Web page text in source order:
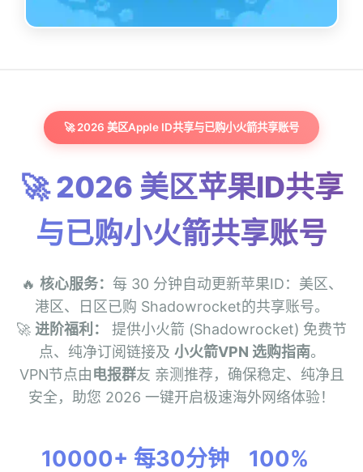
🚀 2026 美区Apple ID共享与已购小火箭共享账号
🚀 2026 美区苹果ID共享
与已购小火箭共享账号
🔥 核心服务： 每 30 分钟自动更新苹果ID：美区、
港区、日区已购 Shadowrocket的共享账号。
🚀 进阶福利：
提供小火箭 (Shadowrocket) 免费节
点、纯净订阅链接及 小火箭VPN 选购指南。
VPN节点由电报群友 亲测推荐，确保稳定、纯净且
安全，助您 2026 一键开启极速海外网络体验！
10000+ 每30分钟 100%